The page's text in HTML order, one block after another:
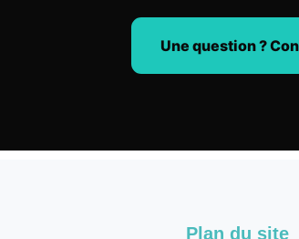
Une question ?
Plan du site